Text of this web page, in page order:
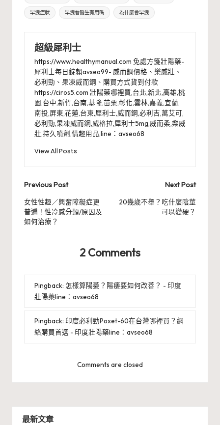
早洩症狀 早洩看醫生有用嗎 為什麼會早洩
超級犀利士
https://www.healthymanual.com 免處方箋壯陽藥-
犀利士每日錠賴avseo99- 威而鋼價格、樂威壯、
必利勁、果凍威而鋼、購買方式貨到付款
https://ciros5.com 壯陽藥哪裡買,台北,新北,高雄,桃
園,台中,新竹,台南,基隆,苗栗,彰化,雲林,嘉義,宜蘭,
南投,屏東,花蓮,台東,犀利士,威而鋼,必利吉,萬艾可,
必利勁,果凍威而鋼,威格拉,犀利士5mg,威而柔,樂威
壯,持久噴劑,情趣用品,line：avseo68
View All Posts
Post
navigation
Previous Post
女性性趣／興奮障礙症更
普遍！性冷感分類/原因及
如何治療？
Next Post
20幾歲不舉？吃什麼陰莖
可以變硬？
2 Comments
Pingback: 怎樣算陽萎？陽痿要如何改善？ - 印度
壯陽藥line：avseo68
Pingback: 印度必利勁Poxet-60在台灣哪裡買？網
絡購買首選 - 印度壯陽藥line：avseo68
Comments are closed
最新文章